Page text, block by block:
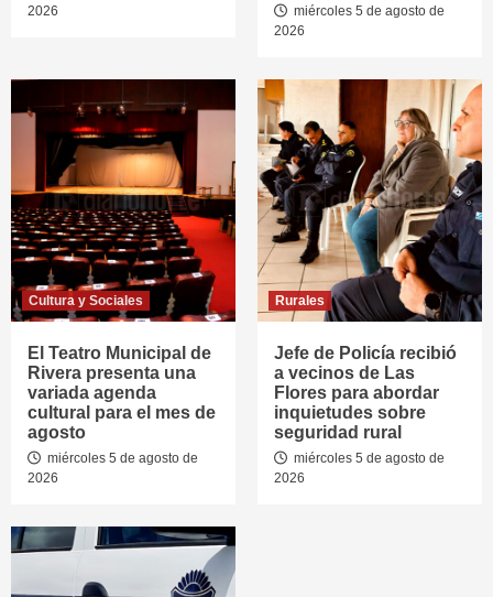
2026
miércoles 5 de agosto de
2026
Cultura y Sociales
El Teatro Municipal de
Rivera presenta una
variada agenda
cultural para el mes de
agosto
miércoles 5 de agosto de
2026
Rurales
Jefe de Policía recibió
a vecinos de Las
Flores para abordar
inquietudes sobre
seguridad rural
miércoles 5 de agosto de
2026